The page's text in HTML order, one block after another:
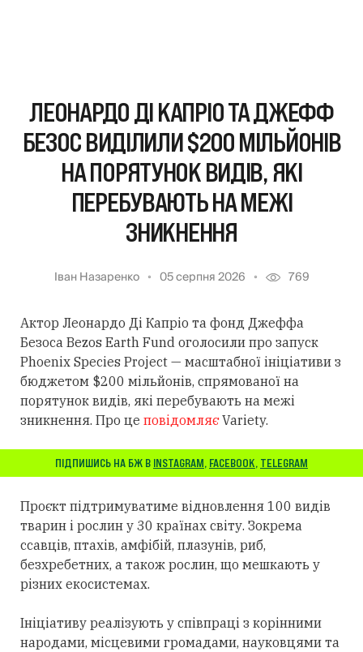
ЛЕОНАРДО ДІ КАПРІО ТА ДЖЕФФ
БЕЗОС ВИДІЛИЛИ $200 МІЛЬЙОНІВ
НА ПОРЯТУНОК ВИДІВ, ЯКІ
ПЕРЕБУВАЮТЬ НА МЕЖІ
ЗНИКНЕННЯ
Іван Назаренко 05 серпня 2026 769
Актор Леонардо Ді Капріо та фонд Джеффа
Безоса Bezos Earth Fund оголосили про запуск
Phoenix Species Project — масштабної ініціативи з
бюджетом $200 мільйонів, спрямованої на
порятунок видів, які перебувають на межі
зникнення. Про це повідомляєVariety.
ПІДПИШИСЬ НА БЖ В INSTAGRAM, FACEBOOK, TELEGRAM
Проєкт підтримуватиме відновлення 100 видів
тварин і рослин у 30 країнах світу. Зокрема
ссавців, птахів, амфібій, плазунів, риб,
безхребетних, а також рослин, що мешкають у
різних екосистемах.
Ініціативу реалізують у співпраці з корінними
народами, місцевими громадами, науковцями та